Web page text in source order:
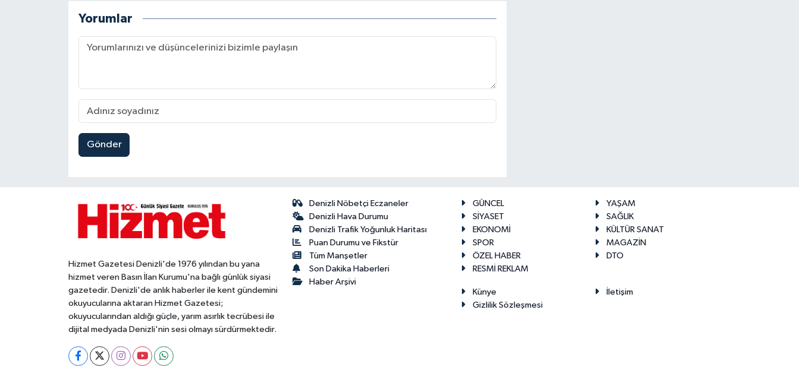
Yorumlar
Gönder
Hizmet Gazetesi Denizli'de 1976 yılından bu yana
hizmet veren Basın İlan Kurumu'na bağlı günlük siyasi
gazetedir. Denizli'de anlık haberler ile kent gündemini
okuyucularına aktaran Hizmet Gazetesi;
okuyucularından aldığı güçle, yarım asırlık tecrübesi ile
dijital medyada Denizli'nin sesi olmayı sürdürmektedir.
Denizli Nöbetçi Eczaneler
Denizli Hava Durumu
Denizli Trafik Yoğunluk Haritası
Puan Durumu ve Fikstür
Tüm Manşetler
Son Dakika Haberleri
Haber Arşivi
GÜNCEL
YAŞAM
SİYASET
SAĞLIK
EKONOMİ
KÜLTÜR SANAT
SPOR
MAGAZİN
ÖZEL HABER
DTO
RESMİ REKLAM
Künye
İletişim
Gizlilik Sözleşmesi